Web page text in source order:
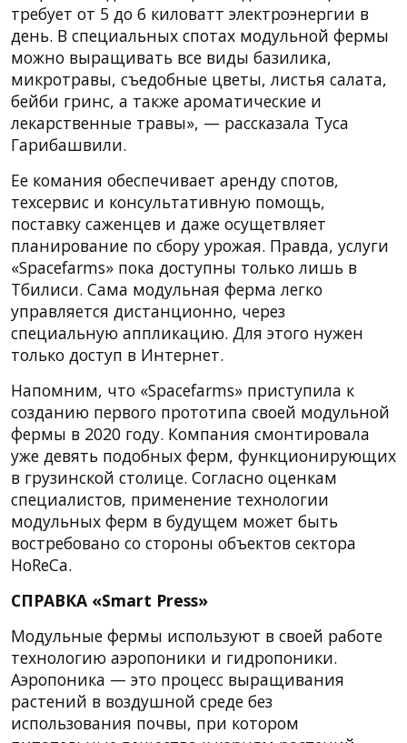
требует от 5 до 6 киловатт электроэнергии в
день. В специальных спотах модульной фермы
можно выращивать все виды базилика,
микротравы, съедобные цветы, листья салата,
бейби гринс, а также ароматические и
лекарственные травы», — рассказала Туса
Гарибашвили.
Ее комания обеспечивает аренду спотов,
техсервис и консультативную помощь,
поставку саженцев и даже осущетвляет
планирование по сбору урожая. Правда, услуги
«Spacefarms» пока доступны только лишь в
Тбилиси. Сама модульная ферма легко
управляется дистанционно, через
специальную аппликацию. Для этого нужен
только доступ в Интернет.
Напомним, что «Spacefarms» приступила к
созданию первого прототипа своей модульной
фермы в 2020 году. Компания смонтировала
уже девять подобных ферм, функционирующих
в грузинской столице. Согласно оценкам
специалистов, применение технологии
модульных ферм в будущем может быть
востребовано со стороны объектов сектора
HoReCa.
СПРАВКА «Smart Press»
Модульные фермы используют в своей работе
технологию аэропоники и гидропоники.
Аэропоника — это процесс выращивания
растений в воздушной среде без
использования почвы, при котором